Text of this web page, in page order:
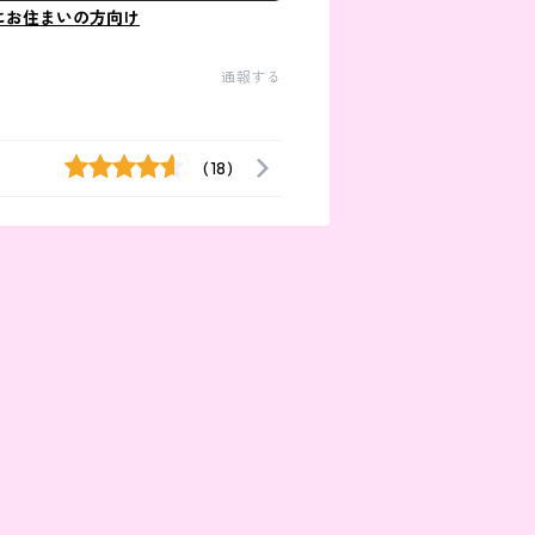
お住まいの方向け
通報する
(18)